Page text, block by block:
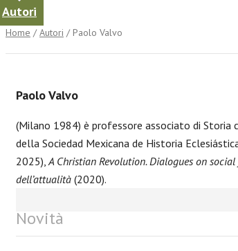
Autori
Home /Autori / Paolo Valvo
Paolo Valvo
(Milano 1984) è professore associato di Storia
della Sociedad Mexicana de Historia
2025), A Christian Revolution. Dialogues on
dell’attualità (2020).
Novità